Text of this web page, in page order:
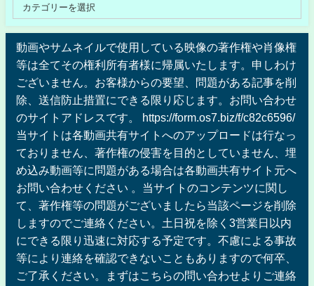
動画やサムネイルで使用している映像の著作権や肖像権
等は全てその権利所有者様に帰属いたします。申しわけ
ございません。お客様からの要望、問題がある記事を削
除、送信防止措置にできる限り応じます。お問い合わせ
のサイトアドレスです。 https://form.os7.biz/f/c82c6596/
当サイトは各動画共有サイトへのアップロードは行なっ
ておりません、著作権の侵害を目的としていません、埋
め込み動画等に問題がある場合は各動画共有サイト元へ
お問い合わせください 。当サイトのコンテンツに関し
て、著作権等の問題がございましたら当該ページを削除
しますのでご連絡ください。土日祝を除く3営業日以内
にできる限り迅速に対応する予定です。不慮による事故
等により連絡を確認できないこともありますので何卒、
ご了承ください。まずはこちらの問い合わせよりご連絡